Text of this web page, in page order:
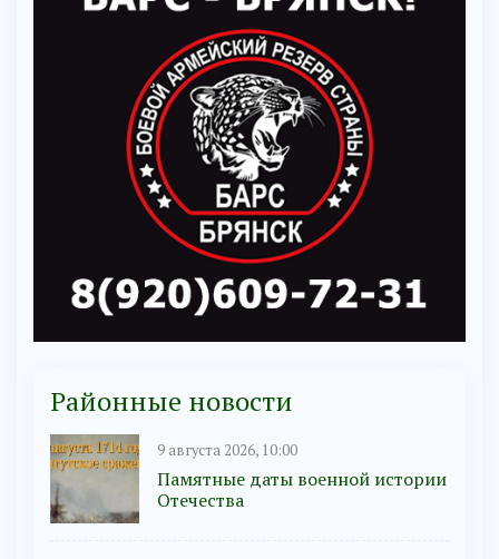
Районные новости
9 августа 2026, 10:00
Памятные даты военной истории
Отечества